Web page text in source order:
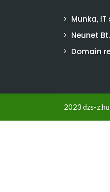
Munka,
Neunet
Domain
2023 dzs-